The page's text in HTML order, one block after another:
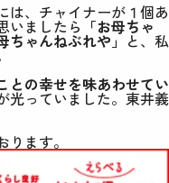
、チャイナーが１個あ
いましたら 「お母ちゃ
ちゃんねぶれや」 と、私
との幸せを味あわせてい
光っていました。 東井義
ます。